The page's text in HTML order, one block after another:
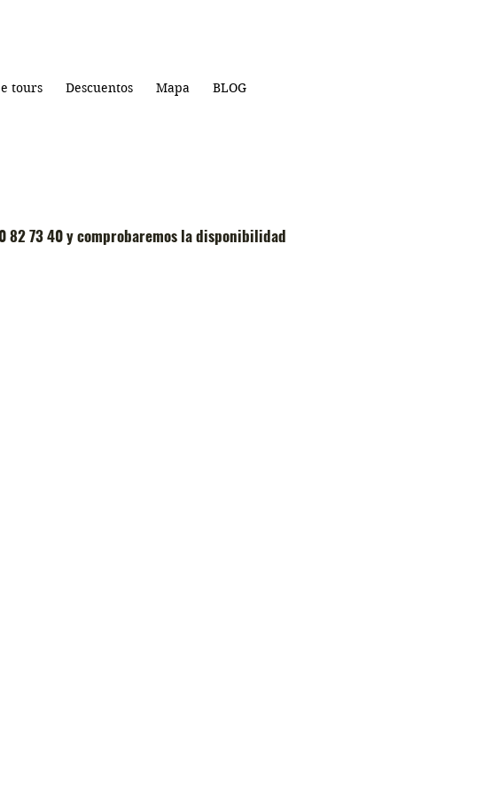
tours Descuentos Mapa BLOG
82 73 40 y comprobaremos la disponibilidad